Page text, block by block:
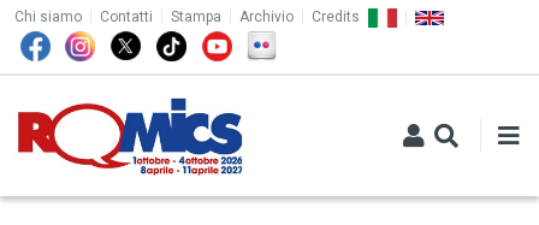
Salta al contenuto principale
TOP MENU
Chi siamo Contatti Stampa Archivio Credits